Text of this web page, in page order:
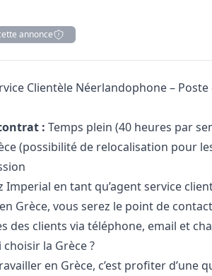
annonce
Clientèle Néerlandophone –
: Temps plein (40 heures par
(possibilité de relocalisation pour
Imperial en tant qu’agent service
Grèce, vous serez le point de
des clients via téléphone, email et
la Grèce ?
en Grèce, c’est profiter d’une